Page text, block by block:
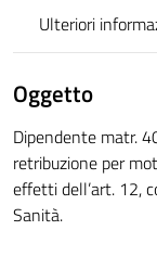
Ulteriori
Oggetto
Dipendente matr.
retribuzione per
effetti dell’art. 12,
Sanità.